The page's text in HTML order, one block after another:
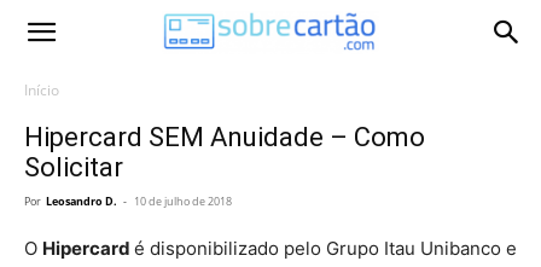
Início
Hipercard SEM Anuidade – Como
Solicitar
Por Leosandro D. - 10 de julho de 2018
O Hipercard é disponibilizado pelo Grupo Itau Unibanco e